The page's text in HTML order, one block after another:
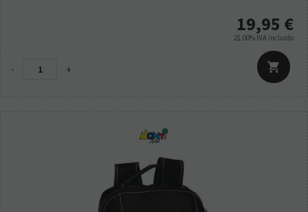
19,95 €
21.00% IVA incluido
- +